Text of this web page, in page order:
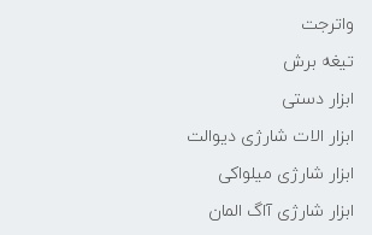
واترجت
تیغه برش
ابزار دستی
ابزار الات شارژی دیوالت
ابزار شارژی میلواکی
ابزار شارژی آاگ المان